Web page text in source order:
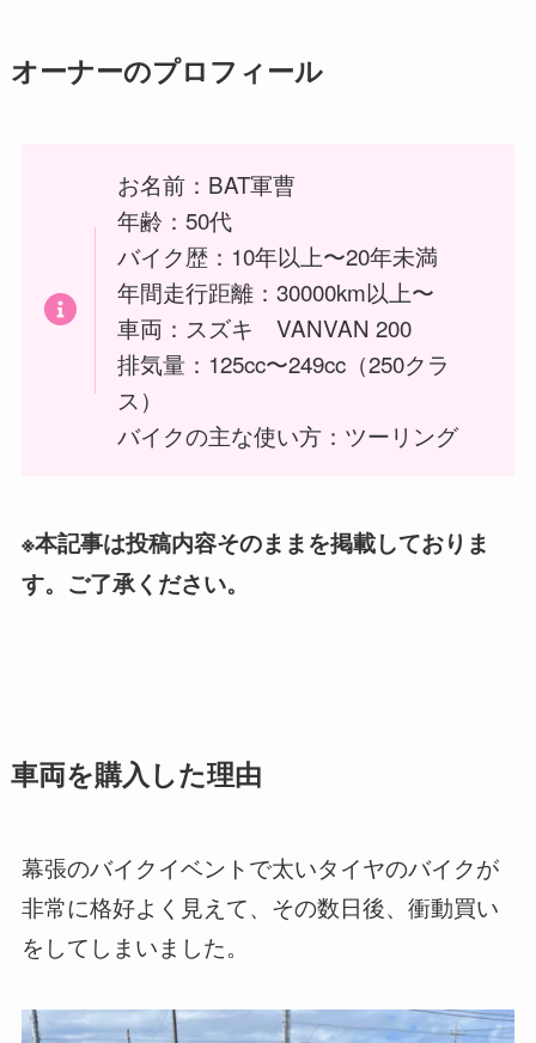
オーナーのプロフィール
お名前：BAT軍曹
年齢：50代
バイク歴：10年以上〜20年未満
年間走行距離：30000km以上〜
車両：スズキ VANVAN 200
排気量：125cc〜249cc（250クラ
ス）
バイクの主な使い方：ツーリング
※本記事は投稿内容そのままを掲載しておりま
す。ご了承ください。
車両を購入した理由
幕張のバイクイベントで太いタイヤのバイクが
非常に格好よく見えて、その数日後、衝動買い
をしてしまいました。